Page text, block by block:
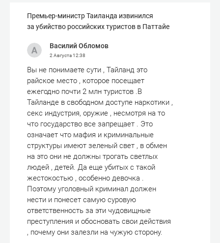
Премьер-министр Таиланда извинился
за убийство российских туристов в Паттайе
Василий Обломов
2 Августа12:38
Вы не понимаете сути , Тайланд это
райское место , которое посещает
ежегодно почти 2 млн туристов .В
Тайланде в свободном доступе наркотики ,
секс индустрия, оружие , несмотря на то
что государство все запрещает . Это
означает что мафия и криминальные
структуры имеют зеленый свет , в обмен
на это они не должны трогать светлых
людей , детей. Да еще убитых с такой
жестокостью , особенно девочка .
Поэтому уголовный криминал должен
нести и понесет самую суровую
ответственность за эти чудовищные
преступления и обосновать свои действия
, почему они залезли на чужую сторону.